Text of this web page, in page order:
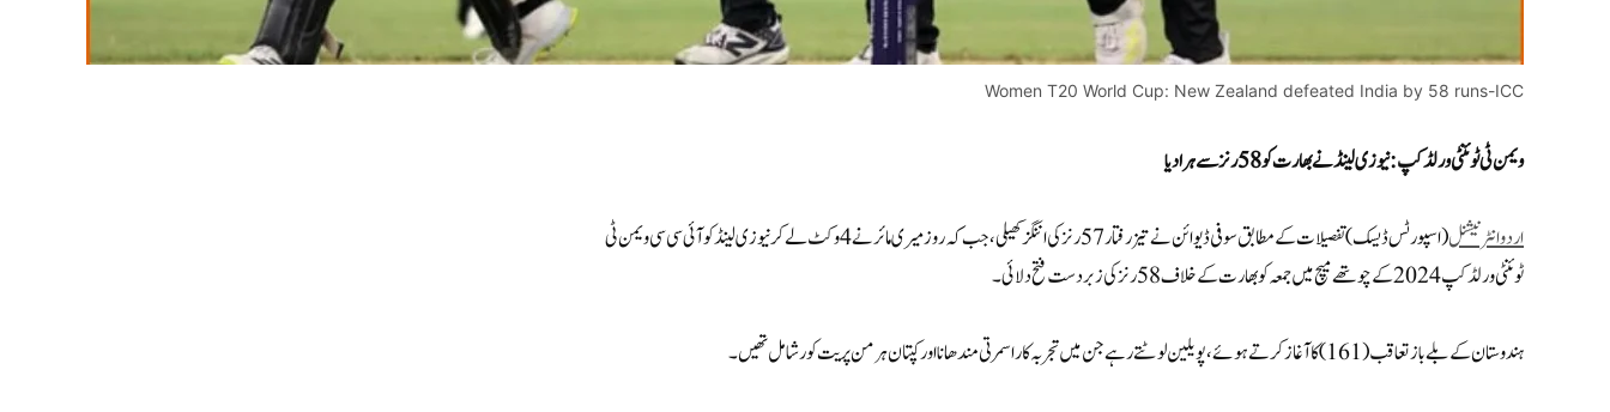
Women T20 World Cup: New Zealand defeated India by 58 runs-ICC
ویمن ٹی ٹوئنٹی ورلڈ کپ:نیوزی لینڈ نے بھارت کو 58 رنز سےہرا دیا
اردوانٹرنیشنل
(اسپورٹس ڈیسک) تفصیلات کے مطابق سوفی ڈیوائن نے تیز رفتار 57 رنز کی اننگز کھیلی، جب کہ روزمیری مائر نے 4 وکٹ لے کر نیوزی لینڈ کو آئی سی سی ویمن ٹی
ٹوئنٹی ورلڈ کپ 2024 کے چوتھے میچ میں جمعہ کو بھارت کے خلاف 58 رنز کی زبردست فتح دلائی۔
ہندوستان کے بلے باز تعاقب (161) کا آغاز کرتے ہوئے، پویلین لوٹتے رہے جن میں تجربہ کار اسمرتی مندھانا اور کپتان ہرمن پریت کور شامل تھیں۔